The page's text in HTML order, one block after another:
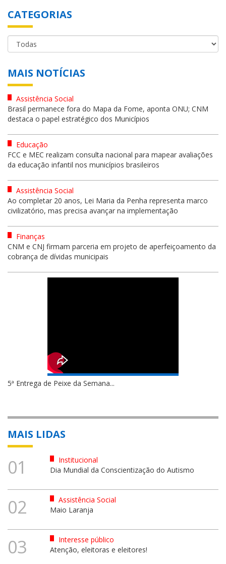
CATEGORIAS
MAIS NOTÍCIAS
Assistência Social
Brasil permanece fora do Mapa da Fome, aponta ONU; CNM
destaca o papel estratégico dos Municípios
Educação
FCC e MEC realizam consulta nacional para mapear avaliações
da educação infantil nos municípios brasileiros
Assistência Social
Ao completar 20 anos, Lei Maria da Penha representa marco
civilizatório, mas precisa avançar na implementação
Finanças
CNM e CNJ firmam parceria em projeto de aperfeiçoamento da
cobrança de dívidas municipais
5ª Entrega de Peixe da Semana...
MAIS LIDAS
01
Institucional
Dia Mundial da Conscientização do Autismo
02
Assistência Social
Maio Laranja
03
Interesse público
Atenção, eleitoras e eleitores!